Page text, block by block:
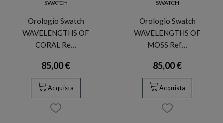
SWATCH
Orologio Swatch
WAVELENGTHS OF
CORAL Re…
85,00 €
Acquista
SWATCH
Orologio Swatch
WAVELENGTHS OF
MOSS Ref…
85,00 €
Acquista